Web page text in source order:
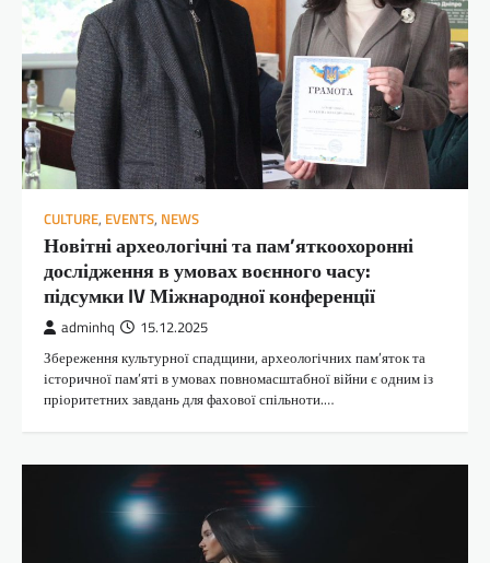
CULTURE, EVENTS, NEWS
Новітні археологічні та пам’яткоохоронні
дослідження в умовах воєнного часу:
підсумки IV Міжнародної конференції
adminhq 15.12.2025
Збереження культурної спадщини, археологічних пам’яток та
історичної пам’яті в умовах повномасштабної війни є одним із
пріоритетних завдань для фахової спільноти.…